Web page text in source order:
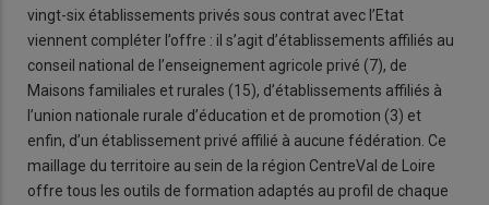
vingt-six établissements privés sous contrat avec l’Etat
viennent compléter l’offre : il s’agit d’établissements affiliés au
conseil national de l’enseignement agricole privé (7), de
Maisons familiales et rurales (15), d’établissements affiliés à
l’union nationale rurale d’éducation et de promotion (3) et
enfin, d’un établissement privé affilié à aucune fédération. Ce
maillage du territoire au sein de la région CentreVal de Loire
offre tous les outils de formation adaptés au profil de chaque